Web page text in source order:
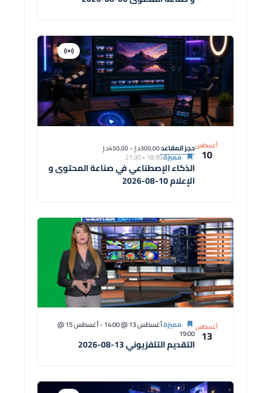
أغسطس
10
الذكاء الإصطناعي في صناعة المحتوى و
الإعلام 10-08-2026
افتراضية
دورة
مميزة18:30
-
21:30
حجز المقاعد300,00د.إ – 450,00د.إ
أغسطس
13 التقديم التلفزيوني 13-08-2026
مميزةأغسطس 13 @ 14:00 - أغسطس 15 @
19:00